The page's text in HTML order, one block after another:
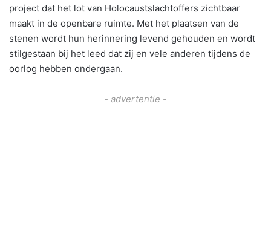
project dat het lot van Holocaustslachtoffers zichtbaar
maakt in de openbare ruimte. Met het plaatsen van de
stenen wordt hun herinnering levend gehouden en wordt
stilgestaan bij het leed dat zij en vele anderen tijdens de
oorlog hebben ondergaan.
- advertentie -